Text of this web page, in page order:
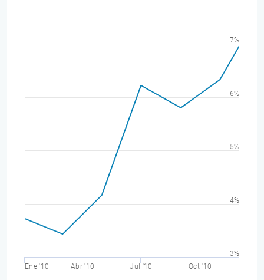
Ene '10 Abr '10 Jul '10 Oct '10
3%
4%
5%
6%
7%